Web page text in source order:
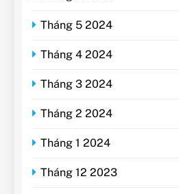
Tháng 5 2024
Tháng 4 2024
Tháng 3 2024
Tháng 2 2024
Tháng 1 2024
Tháng 12 2023